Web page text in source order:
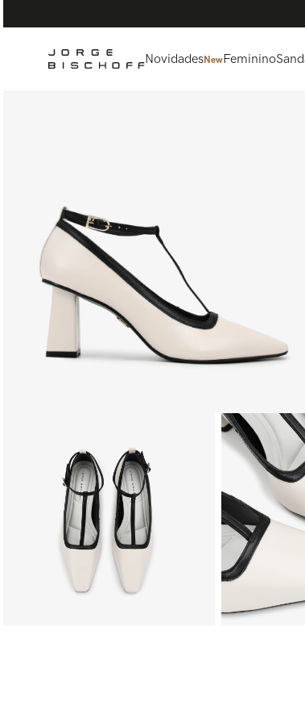
NovidadesNewFeminino
1º bolsa
scarpin